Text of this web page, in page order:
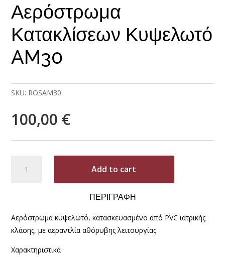
Αερόστρωμα
Κατακλίσεων Κυψελωτό
AM30
SKU: ROSAM30
100,00 €
Κατακλίσεων
Add to cart
t
n
ΠΕΡΙΓΡΑΦΗ
Αερόστρωμα κυψελωτό, κατασκευασμένο από PVC ιατρικής
κλάσης, με αεραντλία αθόρυβης λειτουργίας
Χαρακτηριστικά